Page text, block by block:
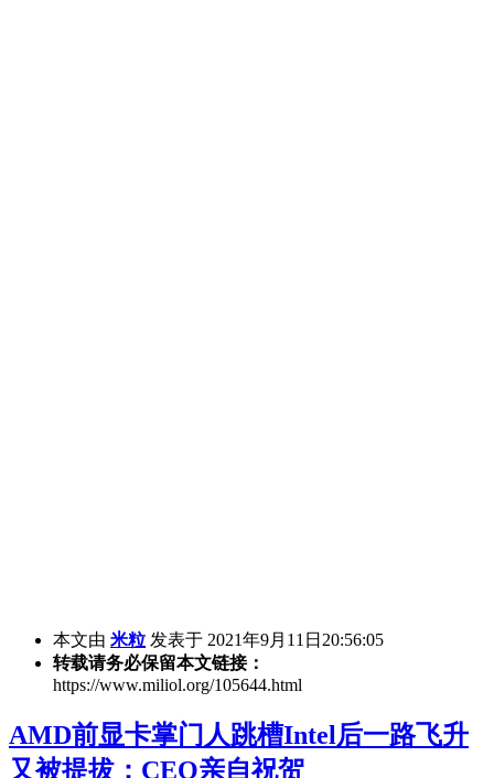
本文由 米粒 发表于 2021年9月11日20:56:05
转载请务必保留本文链接：
https://www.miliol.org/105644.html
AMD前显卡掌门人跳槽Intel后一路飞升
又被提拔：CEO亲自祝贺